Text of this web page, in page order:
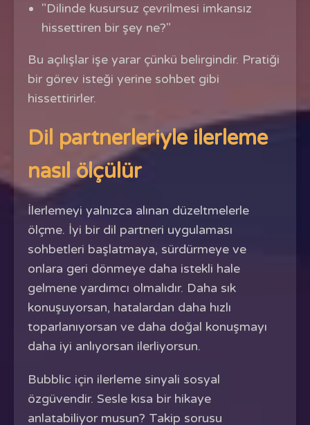
"Dilinde kusursuz çevrilmesi imkansız
hissettiren bir şey ne?"
Bu açılışlar işe yarar çünkü belirgindir. Pratiği
bir görev isteği yerine sohbet gibi
hissettirirler.
Dil partnerleriyle ilerleme
nasıl ölçülür
İlerlemeyi yalnızca alınan düzeltmelerle
ölçme. İyi bir dil partneri uygulaması
sohbetleri başlatmaya, sürdürmeye ve
onlara geri dönmeye daha istekli hale
gelmene yardımcı olmalıdır. Daha sık
konuşuyorsan, hatalardan daha hızlı
toparlanıyorsan ve daha doğal konuşmayı
daha iyi anlıyorsan ilerliyorsun.
Bubblic için ilerleme sinyali sosyal
özgüvendir. Sesle kısa bir hikaye
anlatabiliyor musun? Takip sorusu